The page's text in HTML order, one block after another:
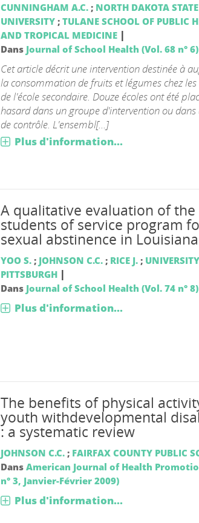
CUNNINGHAM A.C.; NORTH DAKOTA STATE
UNIVERSITY; TULANE SCHOOL OF PUBLIC
AND TROPICAL MEDICINE |
Dans Journal of School Health (Vol. 68 n° 6)
Cet article décrit une intervention destinée à
la consommation de fruits et légumes chez
de l'école secondaire. Douze écoles ont été
hasard dans un groupe d'intervention ou
de contrôle. L'ensembl[...]
Plus d'information...
A qualitative evaluation of the
students of service program
sexual abstinence in Louisiana
YOO S.; JOHNSON C.C.; RICE J.;
PITTSBURGH |
Dans Journal of School Health (Vol. 74 n° 8)
Plus d'information...
The benefits of physical
youth withdevelopmental
: a systematic review
JOHNSON C.C.; FAIRFAX COUNTY PUBLIC
Dans American Journal of Health
n° 3, Janvier-Février 2009)
Plus d'information...